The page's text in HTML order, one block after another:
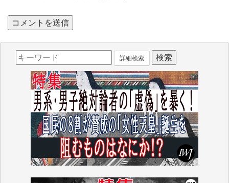
詳細検索